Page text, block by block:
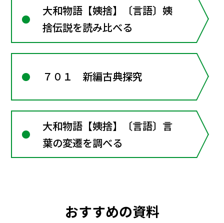
大和物語【姨捨】〔言語〕姨
捨伝説を読み比べる
７０１ 新編古典探究
大和物語【姨捨】〔言語〕言
葉の変遷を調べる
おすすめの資料